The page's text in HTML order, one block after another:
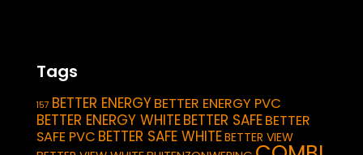
Tags
157 BETTER ENERGYBETTER ENERGY PVC
BETTER ENERGY WHITEBETTER SAFEBETTER
SAFE PVC BETTER SAFE WHITEBETTER VIEW